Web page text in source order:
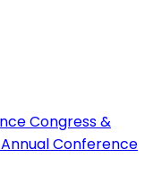
Congress &
Conference